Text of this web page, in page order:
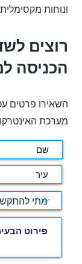
ונוחות
רוצים
הכניסה
השאירו פרטים
מערכת